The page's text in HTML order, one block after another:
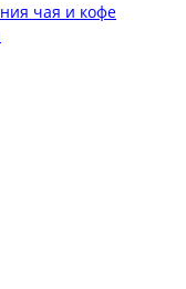
чая и кофе